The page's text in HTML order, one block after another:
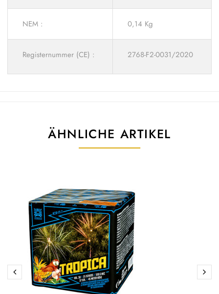
NEM : 0,14 Kg
Registernummer (CE) : 2768-F2-0031/2020
ÄHNLICHE ARTIKEL